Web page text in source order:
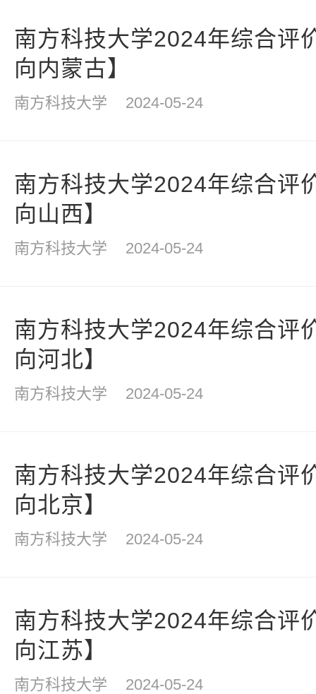
南方科技大学2024年综合评
向内蒙古】
南方科技大学 2024-05-24
南方科技大学2024年综合评
向山西】
南方科技大学 2024-05-24
南方科技大学2024年综合评
向河北】
南方科技大学 2024-05-24
南方科技大学2024年综合评
向北京】
南方科技大学 2024-05-24
南方科技大学2024年综合评
向江苏】
南方科技大学 2024-05-24